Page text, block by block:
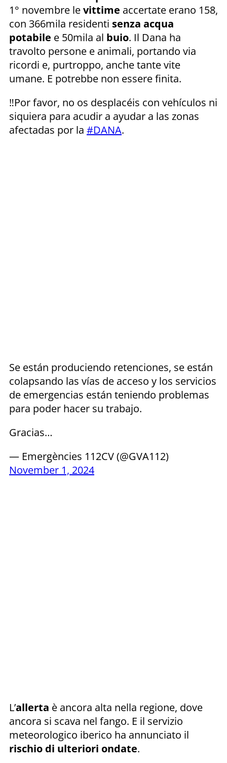
1° novembre levittime accertate erano 158,
con 366mila residenti senza acqua
potabile e 50mila al buio. Il Dana ha
travolto persone e animali, portando via
ricordi e, purtroppo, anche tante vite
umane. E potrebbe non essere finita.
‼️Por favor, no os desplacéis con vehículos ni
siquiera para acudir a ayudar a las zonas
afectadas por la #DANA.
Se están produciendo retenciones, se están
colapsando las vías de acceso y los servicios
de emergencias están teniendo problemas
para poder hacer su trabajo.
Gracias…
— Emergències 112CV (@GVA112)
November 1, 2024
L’allerta è ancora alta nella regione, dove
ancora si scava nel fango. E il servizio
meteorologico iberico ha annunciato il
rischio di ulteriori ondate.